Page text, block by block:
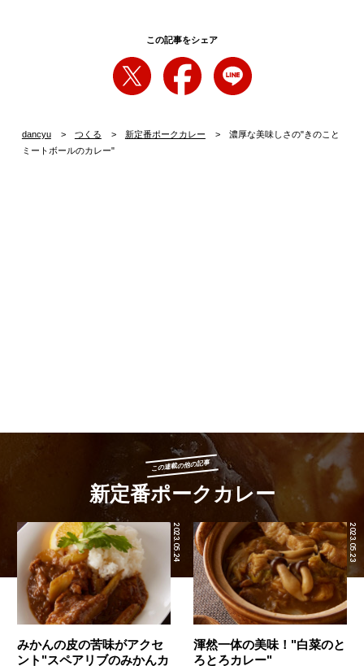
この記事をシェア
dancyu つくる 新定番ポークカレー
濃厚な美味しさの"きのこと
ミートボールのカレー"
この連載の他の記事
新定番ポークカレー
2023.05.24
みかんの皮の苦味がアクセ
ント"スペアリブのみかんカ
2023.05.23
渾然一体の美味！"白菜のと
ろとろカレー"